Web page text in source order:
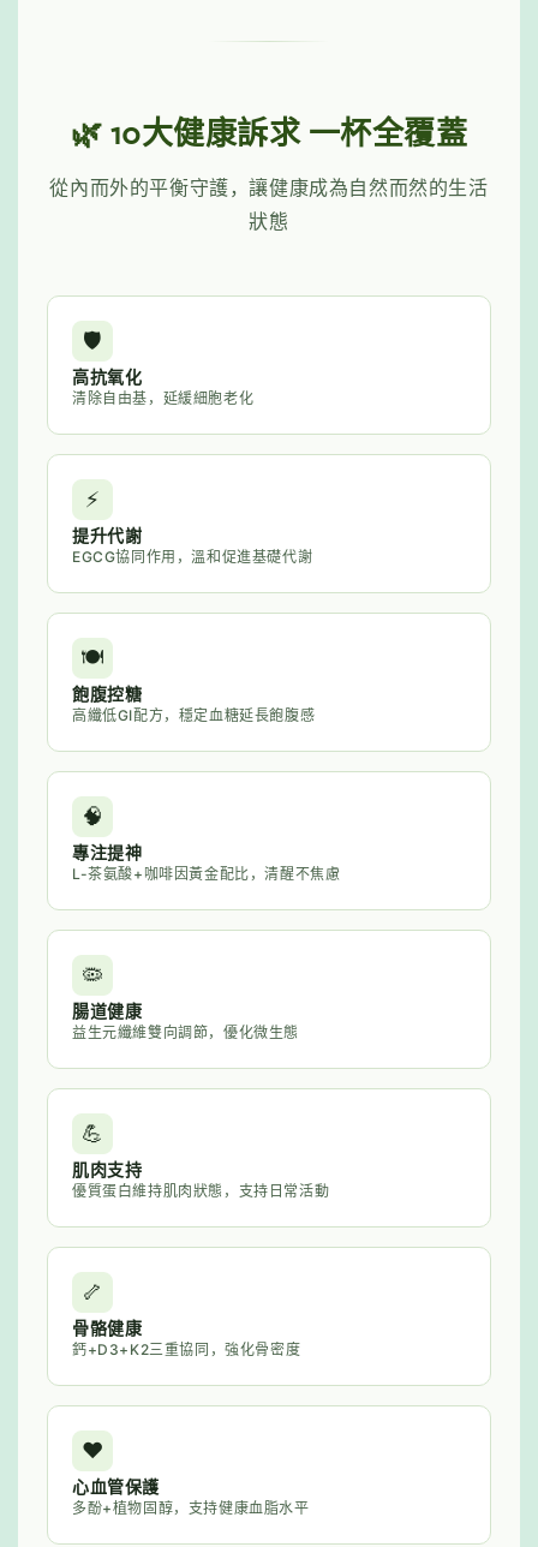
🌿 10大健康訴求 一杯全覆蓋
從內而外的平衡守護，讓健康成為自然而然的生活
狀態
🛡️
高抗氧化
清除自由基，延緩細胞老化
⚡
提升代謝
EGCG協同作用，溫和促進基礎代謝
🍽️
飽腹控糖
高纖低GI配方，穩定血糖延長飽腹感
🧠
專注提神
L-茶氨酸+咖啡因黃金配比，清醒不焦慮
🦠
腸道健康
益生元纖維雙向調節，優化微生態
💪
肌肉支持
優質蛋白維持肌肉狀態，支持日常活動
🦴
骨骼健康
鈣+D3+K2三重協同，強化骨密度
❤️
心血管保護
多酚+植物固醇，支持健康血脂水平